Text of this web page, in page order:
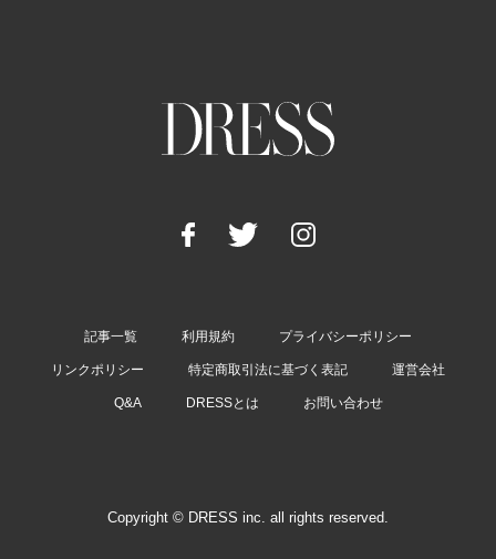
記事一覧 利用規約 プライバシーポリシー
リンクポリシー 特定商取引法に基づく表記 運営会社
Q&A DRESSとは お問い合わせ
Copyright © DRESS inc. all rights reserved.